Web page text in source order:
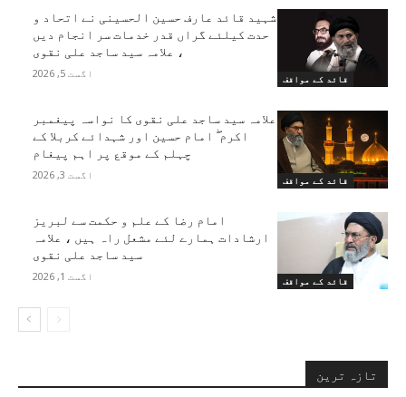
قائد کے مواقف
شہید قائد عارف حسین الحسینی نے اتحاد و
حدت کیلئے گراں قدر خدمات سر انجام دیں
، علامہ سید ساجد علی نقوی
اگست 5, 2026
قائد کے مواقف
علامہ سید ساجد علی نقوی کا نواسہ پیغمبر
اکرم ۖ امام حسین اور شہدائے کربلا کے
چہلم کے موقع پر اہم پیغام
اگست 3, 2026
قائد کے مواقف
امام رضا کے علم و حکمت سے لبریز
ارشادات ہمارے لئے مشعل راہ ہیں ، علامہ
سید ساجد علی نقوی
اگست 1, 2026
تازہ ترین